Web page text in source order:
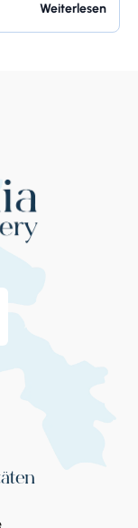
bereit sind
Weiterlesen